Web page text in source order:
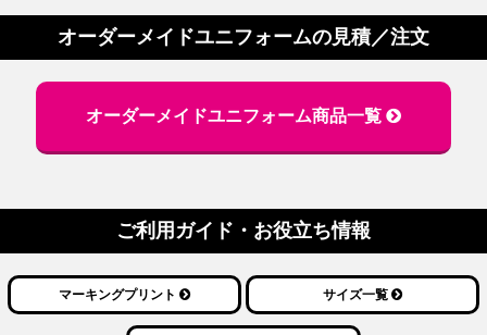
オーダーメイドユニフォームの見積／注文
オーダーメイドユニフォーム商品一覧
ご利用ガイド・お役立ち情報
マーキングプリント サイズ一覧